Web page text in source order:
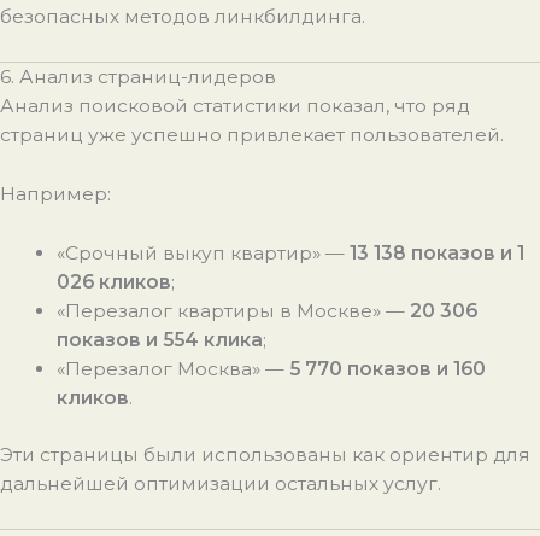
безопасных методов линкбилдинга.
6. Анализ страниц-лидеров
Анализ поисковой статистики показал, что ряд
страниц уже успешно привлекает пользователей.
Например:
«Срочный выкуп квартир» — 13 138 показов и 1
026 кликов;
«Перезалог квартиры в Москве» — 20 306
показов и 554 клика;
«Перезалог Москва» — 5 770 показов и 160
кликов.
Эти страницы были использованы как ориентир для
дальнейшей оптимизации остальных услуг.